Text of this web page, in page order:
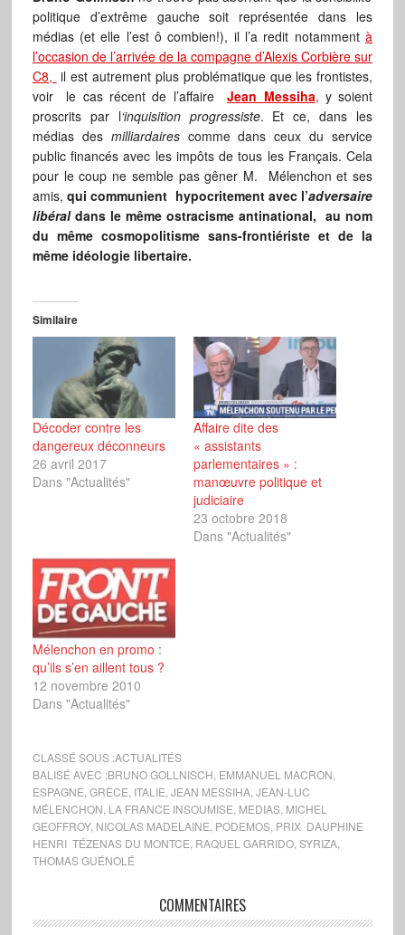
politique d’extrême gauche soit représentée dans les
médias (et elle l’est ô combien!), il l’a redit notammentà
l’occasion de l’arrivée de la compagne d’Alexis Corbière sur
C8, il est autrement plus problématique que les frontistes,
voir le cas récent de l’affaireJean Messiha, y soient
proscrits par l‘inquisition progressiste. Et ce, dans les
médias des milliardairescomme dans ceux du service
public financés avec les impôts de tous les Français. Cela
pour le coup ne semble pas gêner M. Mélenchon et ses
amis,qui communient hypocritement avec l’adversaire
libéraldans le même ostracisme antinational, au nom
du même cosmopolitisme sans-frontiériste et de la
même idéologie libertaire.
Similaire
Décoder contre les
dangereux déconneurs
26 avril 2017
Dans "Actualités"
Affaire dite des
« assistants
parlementaires » :
manœuvre politique et
judiciaire
23 octobre 2018
Dans "Actualités"
Mélenchon en promo :
qu’ils s’en aillent tous ?
12 novembre 2010
Dans "Actualités"
CLASSÉ SOUS :ACTUALITÉS
BALISÉ AVEC :BRUNO GOLLNISCH EMMANUEL MACRON
ESPAGNE GRÈCE ITALIE JEAN MESSIHA, JEAN-LUC
MÉLENCHON LA FRANCE INSOUMISE MEDIAS, MICHEL
GEOFFROY, NICOLAS MADELAINE PODEMOS, PRIX DAUPHINE
HENRI TÉZENAS DU MONTCE RAQUEL GARRIDO, SYRIZA,
THOMAS GUÉNOLÉ
COMMENTAIRES